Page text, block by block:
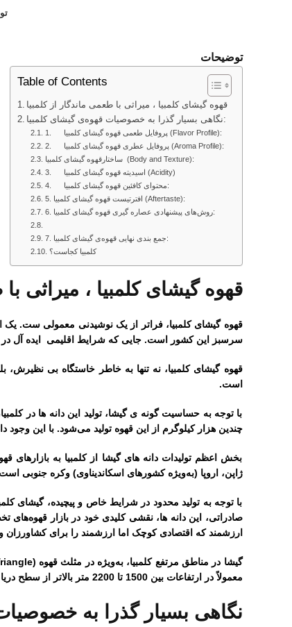
توضیحات
Table of Contents
قهوه گیشای کلمبیا ، میراثی با طعمی ماندگار از کلمبیا
نگاهی بسیار گذرا به خصوصیات قهوه‌ی گیشای کلمبیا:
1. پروفایل طعمی قهوه گیشای کلمبیا (Flavor Profile):
2. پروفایل عطری قهوه گیشای کلمبیا (Aroma Profile):
ساختارقهوه گیشای کلمبیا (Body and Texture):
3. اسیدیته قهوه گیشای کلمبیا (Acidity)
4. محتوای کافئین قهوه گیشای کلمبیا:
5. افترتیست قهوه گیشای کلمبیا (Aftertaste):
6. روش‌های پیشنهادی عصاره گیری قهوه گیشای کلمبیا:
7. جمع بندی نهایی قهوه‌ی گیشای کلمبیا:
کلمبیا کجاست؟
قهوه گیشای کلمبیا ، میراثی
قهوه گیشای کلمبیا، فراتر از یک نوشیدنی معمولی ست.
سرسبز این کشور است. جایی که شرایط اقلیمی ایده آل در
قهوه گیشای کلمبیا، نه تنها به خاطر خاستگاه بی
است.
با توجه به حساسیت گونه ی گیشا، تولید این دانه ها در
چندین هزار کیلوگرم از این قهوه تولید می‌شود. با این
بخش اعظم تولیدات دانه های گیشا از کلمبیا به
ژاپن، اروپا (به‌ویژه کشورهای اسکاندیناوی) وکره جنوبی
با توجه به تولید محدود در شرایط خاص و پیچیده، گیشای
صادراتی، این دانه ها، نقشی کلیدی خود در بازار
ارزشمند که اقتصادی کوچک اما ارزشمند را برای کشاورزان
معمولاً در ارتفاعات بین 1500 تا 2200 متر بالاتر از سطح دریا رشد می‌کند.
نگاهی بسیار گذرا به